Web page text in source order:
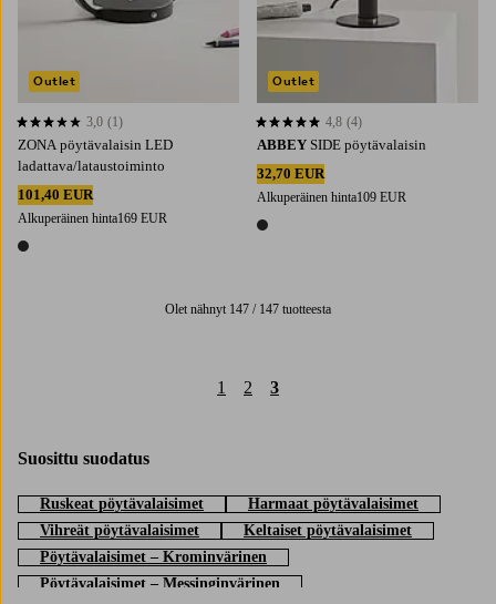
ZONA pöytävalaisin LED
ladattava/lataustoiminto
101,40 EUR
Alkuperäinen hinta169 EUR
1 väri
3,0 perustuen 1 arvosanaan
3,0 (1)
Outlet
ABBEY SIDE pöytävalaisin
32,70 EUR
Alkuperäinen hinta109 EUR
1 väri
4,8 perustuen 4 arvosanaan
4,8 (4)
Outlet
Olet nähnyt 147 / 147 tuotteesta
1 2 3
Suosittu suodatus
Ruskeat pöytävalaisimet
Harmaat pöytävalaisimet
Vihreät pöytävalaisimet
Keltaiset pöytävalaisimet
Pöytävalaisimet – Krominvärinen
Pöytävalaisimet – Messinginvärinen